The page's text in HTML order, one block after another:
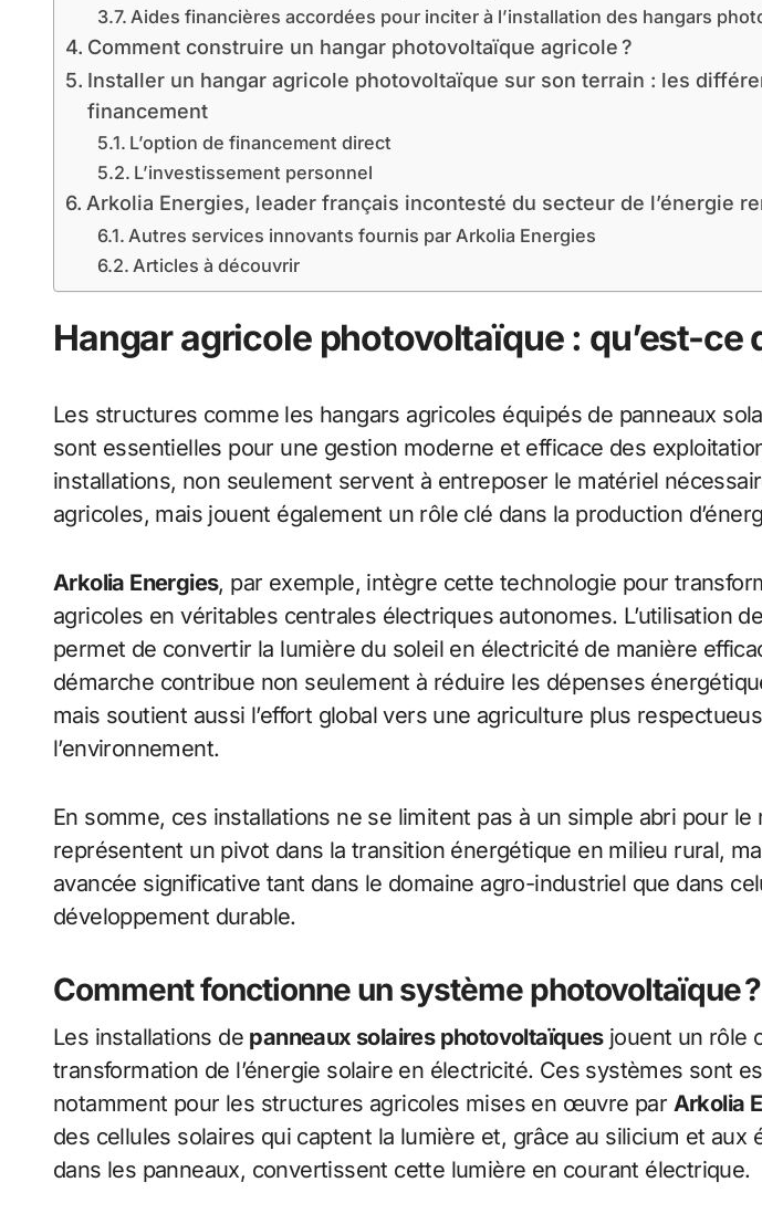
Aides financières accordées pour inciter à l’installation des hangars
Comment construire un hangar photovoltaïque agricole ?
Installer un hangar agricole photovoltaïque sur son terrain : les
financement
L’option de financement direct
L’investissement personnel
Arkolia Energies, leader français incontesté du secteur de l’énergie
Autres services innovants fournis par Arkolia Energies
Articles à découvrir
Hangar agricole photovoltaïque : qu’est-ce
Les structures comme les hangars agricoles équipés de panneaux
sont essentielles pour une gestion moderne et efficace des
installations, non seulement servent à entreposer le matériel
agricoles, mais jouent également un rôle clé dans la production
Arkolia Energies, par exemple, intègre cette technologie pour
agricoles en véritables centrales électriques autonomes. L’utilisation
permet de convertir la lumière du soleil en électricité de manière
démarche contribue non seulement à réduire les dépenses
mais soutient aussi l’effort global vers une agriculture plus
l’environnement.
En somme, ces installations ne se limitent pas à un simple abri pour le
représentent un pivot dans la transition énergétique en milieu rural,
avancée significative tant dans le domaine agro-industriel que dans
développement durable.
Comment fonctionne un système photovoltaïque ?
Les installations de panneaux solaires photovoltaïquesjouent un rôle
transformation de l’énergie solaire en électricité. Ces systèmes sont
notamment pour les structures agricoles mises en œuvre par Arkolia
des cellules solaires qui captent la lumière et, grâce au silicium et aux
dans les panneaux, convertissent cette lumière en courant électrique.